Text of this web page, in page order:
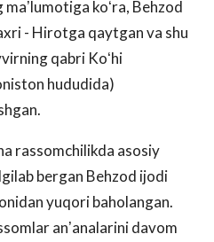
koʻra, Behzod
- Hirotga qaytgan va shu
qabri Koʻhi
hududida)
rassomchilikda asosiy
bergan Behzod ijodi
yuqori baholangan.
anʼanalarini davom